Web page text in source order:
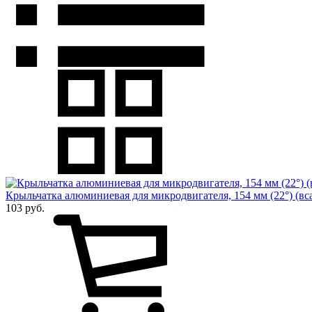
Крыльчатка алюминиевая для микродвигателя, 154 мм (22°)
103 руб.